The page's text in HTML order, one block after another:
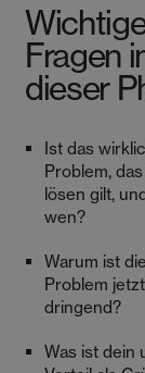
Fragen
dieser
Ist das
Problem,
lösen gilt,
wen?
Warum ist
Problem jetzt
dringend?
Was ist dein